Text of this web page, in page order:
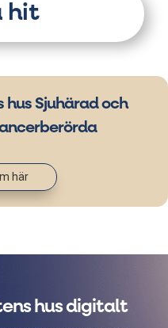
hit
hus Sjuhärad och
här
hus digitalt